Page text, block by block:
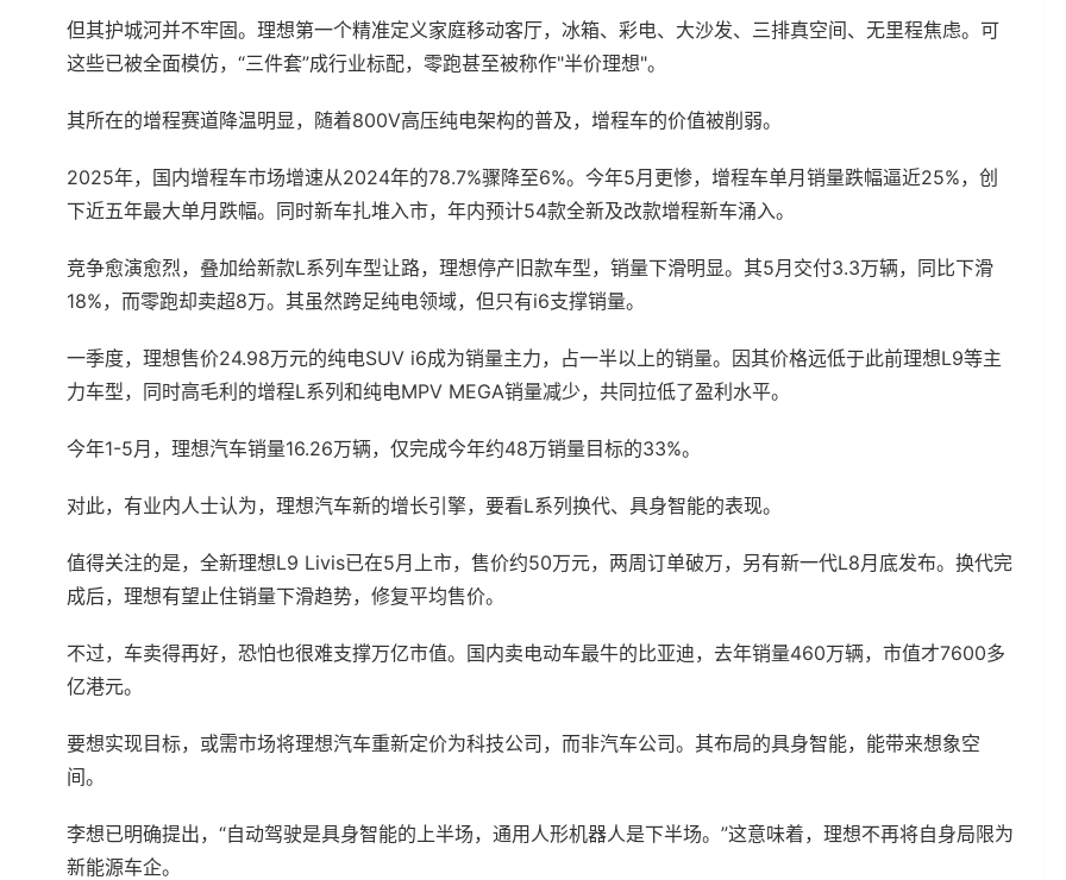
但其护城河并不牢固。理想第一个精准定义家庭移动客厅，冰箱、彩电、大沙发、三排真空间、无里程焦虑。可
这些已被全面模仿，“三件套”成行业标配，零跑甚至被称作"半价理想"。
其所在的增程赛道降温明显，随着800V高压纯电架构的普及，增程车的价值被削弱。
2025年，国内增程车市场增速从2024年的78.7%骤降至6%。今年5月更惨，增程车单月销量跌幅逼近25%，创
下近五年最大单月跌幅。同时新车扎堆入市，年内预计54款全新及改款增程新车涌入。
竞争愈演愈烈，叠加给新款L系列车型让路，理想停产旧款车型，销量下滑明显。其5月交付3.3万辆，同比下滑
18%，而零跑却卖超8万。其虽然跨足纯电领域，但只有i6支撑销量。
一季度，理想售价24.98万元的纯电SUV i6成为销量主力，占一半以上的销量。因其价格远低于此前理想L9等主
力车型，同时高毛利的增程L系列和纯电MPV MEGA销量减少，共同拉低了盈利水平。
今年1-5月，理想汽车销量16.26万辆，仅完成今年约48万销量目标的33%。
对此，有业内人士认为，理想汽车新的增长引擎，要看L系列换代、具身智能的表现。
值得关注的是，全新理想L9 Livis已在5月上市，售价约50万元，两周订单破万，另有新一代L8月底发布。换代完
成后，理想有望止住销量下滑趋势，修复平均售价。
不过，车卖得再好，恐怕也很难支撑万亿市值。国内卖电动车最牛的比亚迪，去年销量460万辆，市值才7600多
亿港元。
要想实现目标，或需市场将理想汽车重新定价为科技公司，而非汽车公司。其布局的具身智能，能带来想象空
间。
李想已明确提出，“自动驾驶是具身智能的上半场，通用人形机器人是下半场。”这意味着，理想不再将自身局限为
新能源车企。